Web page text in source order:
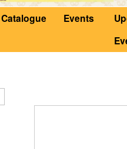
Catalogue Events